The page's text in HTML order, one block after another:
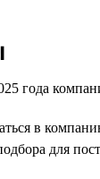
года
в
для